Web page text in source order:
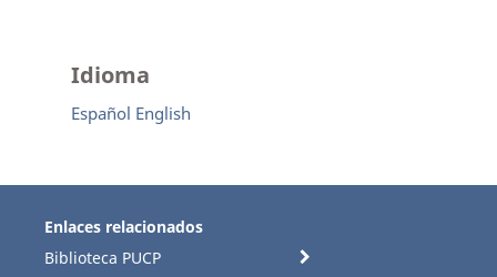
Idioma
Español English
Enlaces relacionados
Biblioteca PUCP